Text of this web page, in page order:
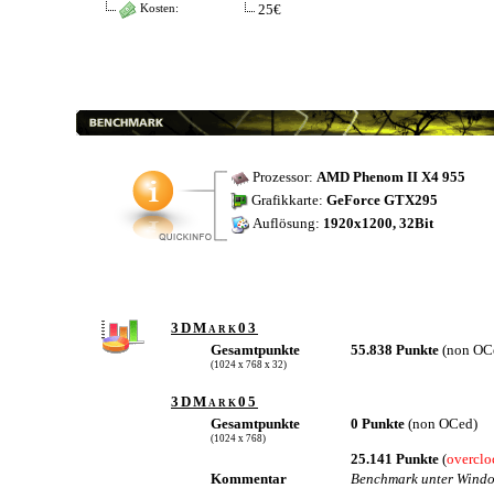
Kosten: 25€
Prozessor: AMD Phenom II X4 955
Grafikkarte: GeForce GTX295
Auflösung: 1920x1200, 32Bit
3DMark03
Gesamtpunkte
(1024 x 768 x 32)
55.838 Punkte (non
3DMark05
Gesamtpunkte
(1024 x 768)
0 Punkte (non OCed)
25.141 Punkte (
Kommentar
Benchmark unter